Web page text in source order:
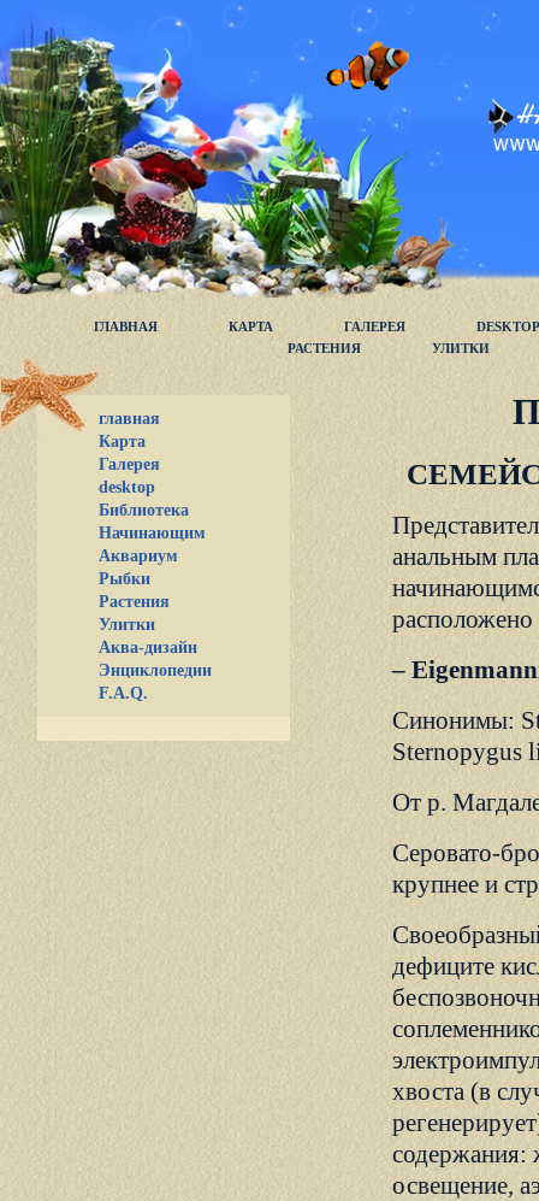
ГЛАВНАЯ КАРТА ГАЛЕРЕЯ
DESKTOP
РАСТЕНИЯ
УЛИТКИ
главная
Карта
Галерея
desktop
Библиотека
Начинающим
Аквариум
Рыбки
Растения
Улитки
Аква-дизайн
Энциклопедии
F.A.Q.
анальным
расположено
–
Синонимы:
Sternopygus
От р.
Серовато-
крупнее и
дефиците
хвоста (в
содержания:
освещение,